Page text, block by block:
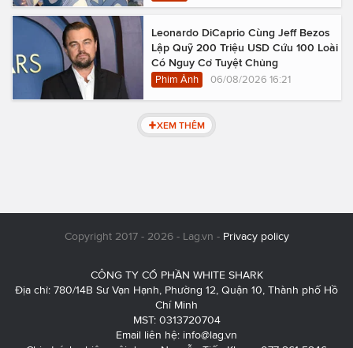
Leonardo DiCaprio Cùng Jeff Bezos
Lập Quỹ 200 Triệu USD Cứu 100 Loài
Có Nguy Cơ Tuyệt Chủng
Phim Ảnh 06/08/2026 16:21
XEM THÊM
Copyright 2017 - 2026 - Lag.vn - Privacy policy
CÔNG TY CỔ PHẦN WHITE SHARK
Địa chỉ: 780/14B Sư Vạn Hạnh, Phường 12, Quận 10, Thành phố Hồ
Chí Minh
MST: 0313720704
Email liên hệ: info@lag.vn